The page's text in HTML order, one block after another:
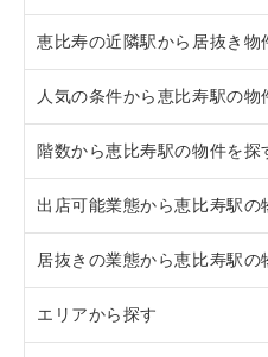
渋谷
大崎
目黒
広尾
恵比寿の近隣駅から居抜き物
渋谷
大崎
目黒
広尾
人気の条件から恵比寿駅の物
居抜き
スケルトン
ロードサイド物件
看板取り付け可
階数から恵比寿駅の物件を探
地下
1階
2階
出店可能業態から恵比寿駅の
重飲食
軽飲食
居抜きの業態から恵比寿駅の
フランス料理
エリアから探す